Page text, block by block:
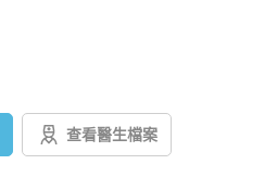
查看醫生檔案